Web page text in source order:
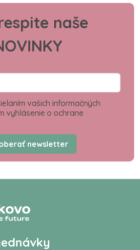
naše
vašich informačných
vyhlásenie o ochrane
newsletter